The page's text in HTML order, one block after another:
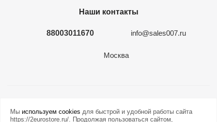
Наши контакты
88003011670 info@sales007.ru
Москва
Мы используем cookies для быстрой и удобной работы сайта
https://2eurostore.ru/. Продолжая пользоваться сайтом,